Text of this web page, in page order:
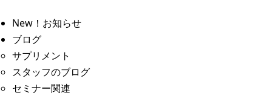
New！お知らせ
ブログ
サプリメント
スタッフのブログ
セミナー関連